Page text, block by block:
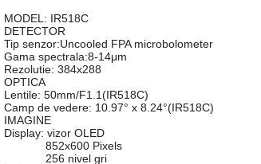
MODEL: IR518C
DETECTOR
Tip senzor:Uncooled FPA microbolometer
Gama spectrala:8-14μm
Rezolutie: 384x288
OPTICA
Lentile: 50mm/F1.1(IR518C)
Camp de vedere: 10.97° x 8.24°(IR518C)
IMAGINE
Display: vizor OLED
852x600 Pixels
256 nivel gri